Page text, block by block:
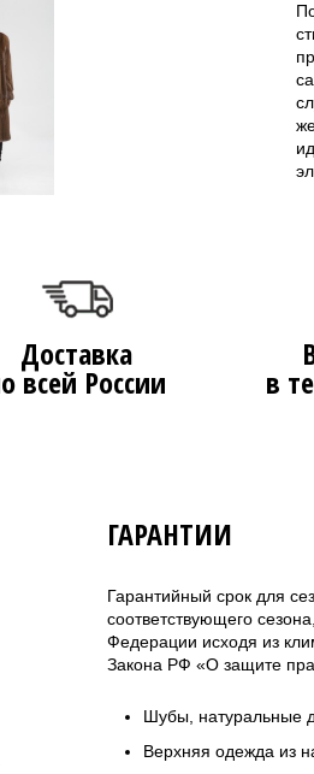
Доставка
всей России в
ГАРАНТИИ
Гарантийный срок для
соответствующего
Федерации исходя из
Закона РФ «О защите
Шубы, натуральные
Верхняя одежда из